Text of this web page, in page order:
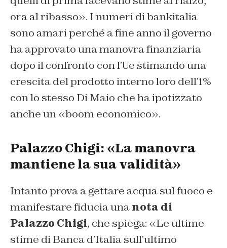
ora al ribasso». I numeri di bankitalia
sono amari perché a fine anno il governo
ha approvato una manovra finanziaria
dopo il confronto con l’Ue stimando una
crescita del prodotto interno loro dell’1%
con lo stesso Di Maio che ha ipotizzato
anche un «boom economico».
Palazzo Chigi: «La manovra
mantiene la sua validità»
Intanto prova a gettare acqua sul fuoco e
manifestare fiducia unanota di
Palazzo Chigi, che spiega: «Le ultime
stime di Banca d’Italia sull’ultimo